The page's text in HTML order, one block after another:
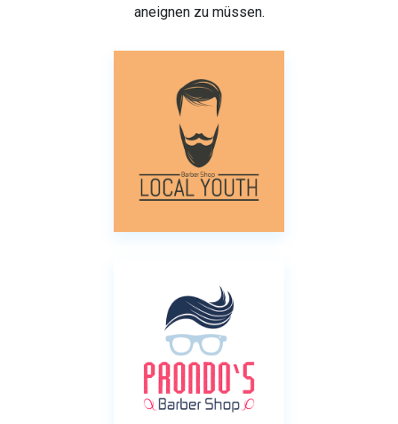
aneignen zu müssen.